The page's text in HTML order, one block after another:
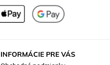
INFORMÁCIE PRE VÁS